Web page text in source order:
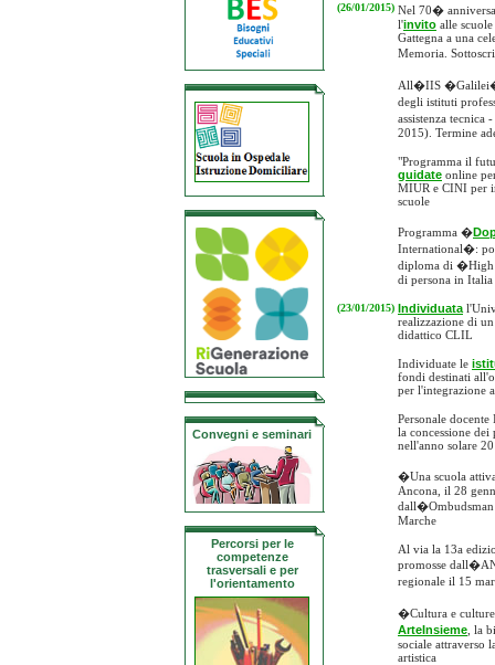
Convegni e seminari
Percorsi per le
competenze
trasversali e per
l'orientamento
(26/01/2015) Nel 70�
l'invito alle
Gattegna a una
Memoria.
All�IIS
degli istituti
assistenza
2015). Termine
"Programma il
guidate online
MIUR e CINI per
scuole
Programma �
International�:
diploma di �High
di persona in
(23/01/2015) Individuata
realizzazione di
didattico CLIL
Individuate le
fondi destinati
per l'integrazione
Personale
la concessione
nell'anno solare
�Una scuola
Ancona, il 28
Marche
Al via la 13a
promosse
regionale il 15
�Cultura e
ArteInsieme , la
sociale attraverso
artistica